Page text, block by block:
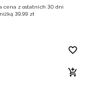
cena z ostatnich 30 dni
39,99 zł